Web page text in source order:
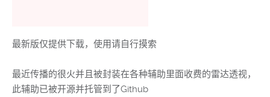
最新版仅提供下载，使用请自行摸索
最近传播的很火并且被封装在各种辅助里面收费的雷达透视，
此辅助已被开源并托管到了Github